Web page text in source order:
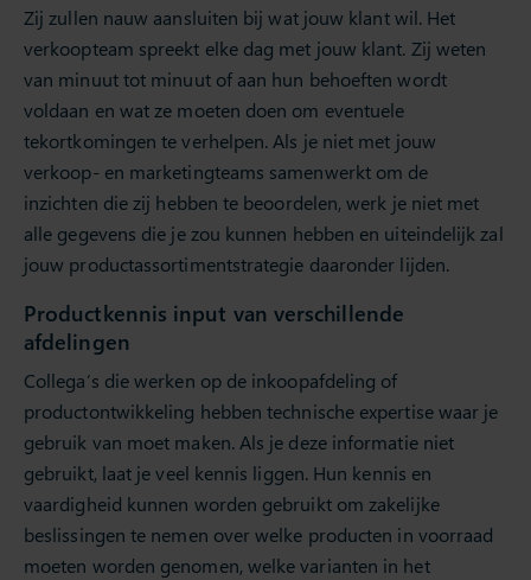
Zij zullen nauw aansluiten bij wat jouw klant wil. Het
verkoopteam spreekt elke dag met jouw klant. Zij weten
van minuut tot minuut of aan hun behoeften wordt
voldaan en wat ze moeten doen om eventuele
tekortkomingen te verhelpen. Als je niet met jouw
verkoop- en marketingteams samenwerkt om de
inzichten die zij hebben te beoordelen, werk je niet met
alle gegevens die je zou kunnen hebben en uiteindelijk zal
jouw productassortimentstrategie daaronder lijden.
Productkennis input van verschillende
afdelingen
Collega’s die werken op de inkoopafdeling of
productontwikkeling hebben technische expertise waar je
gebruik van moet maken. Als je deze informatie niet
gebruikt, laat je veel kennis liggen. Hun kennis en
vaardigheid kunnen worden gebruikt om zakelijke
beslissingen te nemen over welke producten in voorraad
moeten worden genomen, welke varianten in het